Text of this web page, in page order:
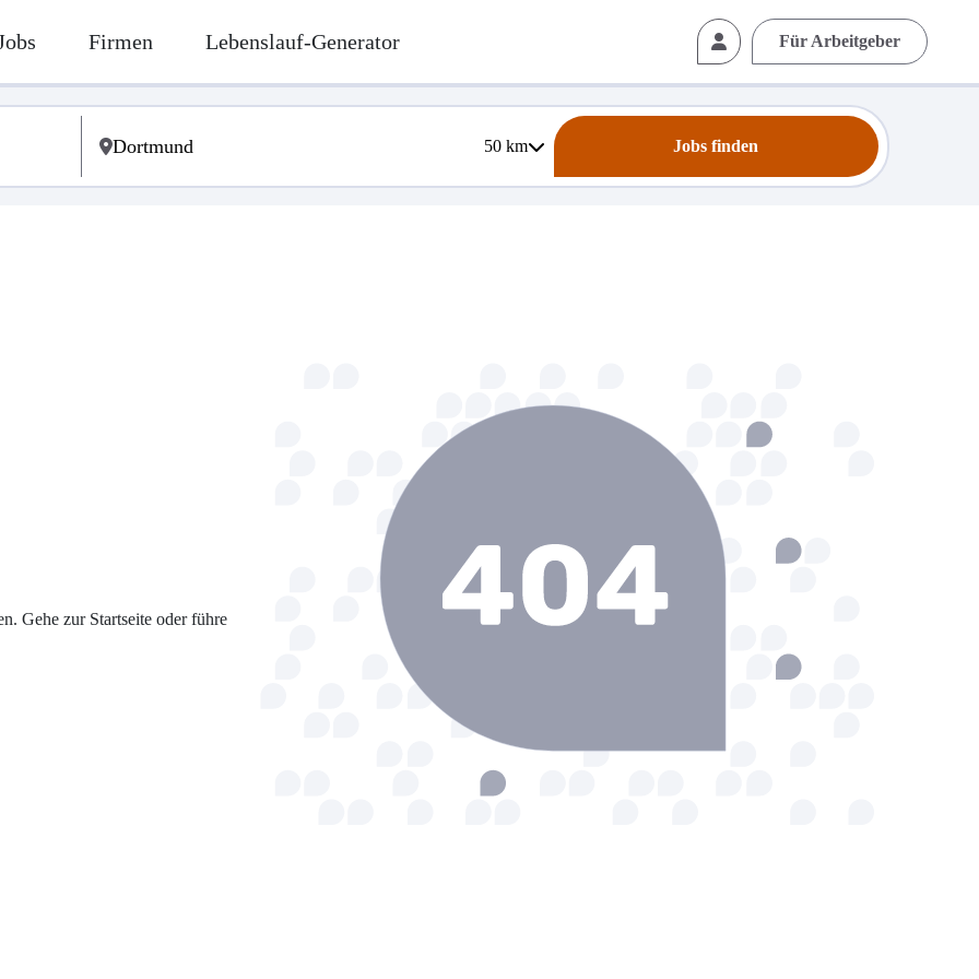
Firmen Lebenslauf-Generator Für Arbeitgeber
50km Jobs finden
Gehe zur Startseite oder führe